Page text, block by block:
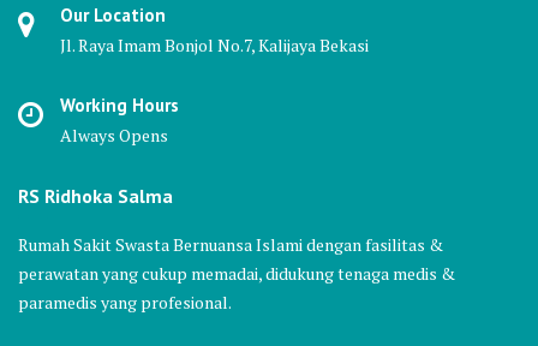
Our Location
Jl. Raya Imam Bonjol No.7, Kalijaya Bekasi
Working Hours
Always Opens
RS Ridhoka Salma
Rumah Sakit Swasta Bernuansa Islami dengan fasilitas &
perawatan yang cukup memadai, didukung tenaga medis &
paramedis yang profesional.